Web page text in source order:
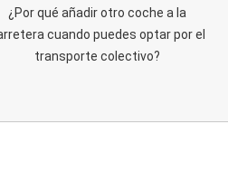
¿Por qué añadir otro coche a la
cuando puedes optar por el
transporte colectivo?